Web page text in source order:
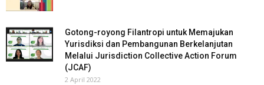
Gotong-royong Filantropi untuk Memajukan
Yurisdiksi dan Pembangunan Berkelanjutan
Melalui Jurisdiction Collective Action Forum
(JCAF)
2 April 2022